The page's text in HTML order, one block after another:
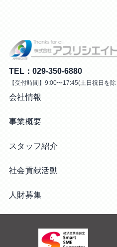
TEL：029-350-6880
【受付時間】9:00〜17:45(土日祝日を
会社情報
事業概要
スタッフ紹介
社会貢献活動
人財募集